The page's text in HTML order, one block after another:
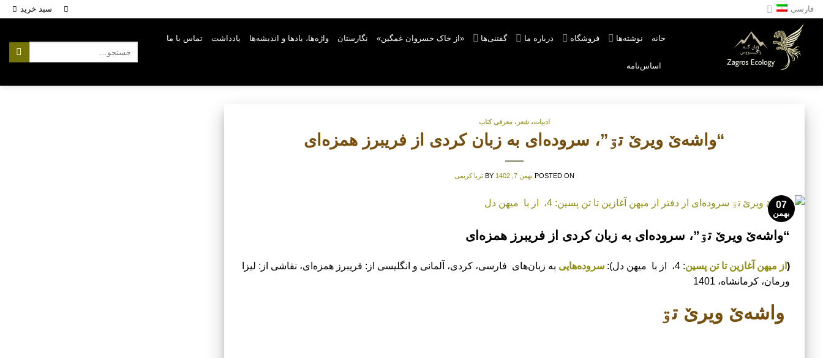
Skip
content
فارسی سبد خرید
خانه نوشته‌ها فروشگاه درباره ما گفتنی‌ها «از خاک خسروان غمگین» نگارستان واژه‌ها، یادها و اندیشه‌ها یادداشت تماس با ما
اسا‌س‌نامه
برای:
ادبیات، شعر ، معرفی کتاب
“واشه­‌ێ ویرێ تۊ”، سروده­‌ای به زبان کردی از فریبرز همزه­‌ای
POSTED ON بهمن 7, 1402 BY ثریا کریمی
07
بهمن
“واشه­‌ێ ویرێ تۊ”، سروده‌­ای به زبان کردی از فریبرز همزه‌­ای
( از میهن آغازین تا تن پسین: 4، از با میهن دل): سروده‌­هایی به زبان‌­های فارسی، کردی، آلمانی و انگلیسی از: فریبرز همزه‌­ای، نقاشی از: لیزا
ورمان، کرمانشاه، 1401
واشه­‌ێ ویرێ تۊ